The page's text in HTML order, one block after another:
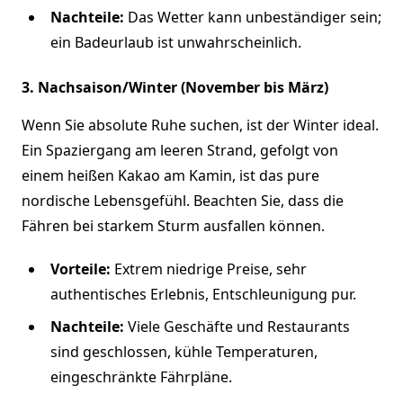
Nachteile: Das Wetter kann unbeständiger sein;
ein Badeurlaub ist unwahrscheinlich.
3. Nachsaison/Winter (November bis März)
Wenn Sie absolute Ruhe suchen, ist der Winter ideal.
Ein Spaziergang am leeren Strand, gefolgt von
einem heißen Kakao am Kamin, ist das pure
nordische Lebensgefühl. Beachten Sie, dass die
Fähren bei starkem Sturm ausfallen können.
Vorteile: Extrem niedrige Preise, sehr
authentisches Erlebnis, Entschleunigung pur.
Nachteile: Viele Geschäfte und Restaurants
sind geschlossen, kühle Temperaturen,
eingeschränkte Fährpläne.